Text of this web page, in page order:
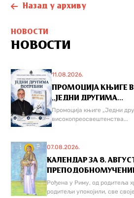
Назад у архиву
НОВОСТИ
НОВОСТИ
11.08.2026.
ПРОМОЦИЈА КЊИГЕ
,,ЈЕДНИ ДРУГИМА...
Промоција књиге „Једни
високопреосвештенства...
07.08.2026.
КАЛЕНДАР ЗА 8.
Рођена у Риму, од родитеља
родитељи упокојили, све